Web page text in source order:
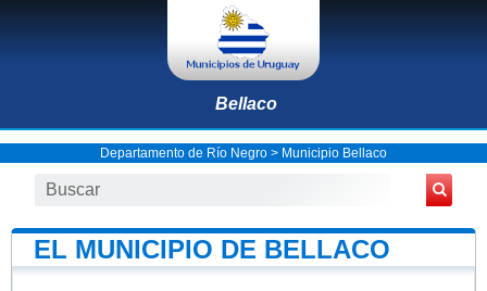
Bellaco
Departamento de Río Negro > Municipio Bellaco
EL MUNICIPIO DE BELLACO